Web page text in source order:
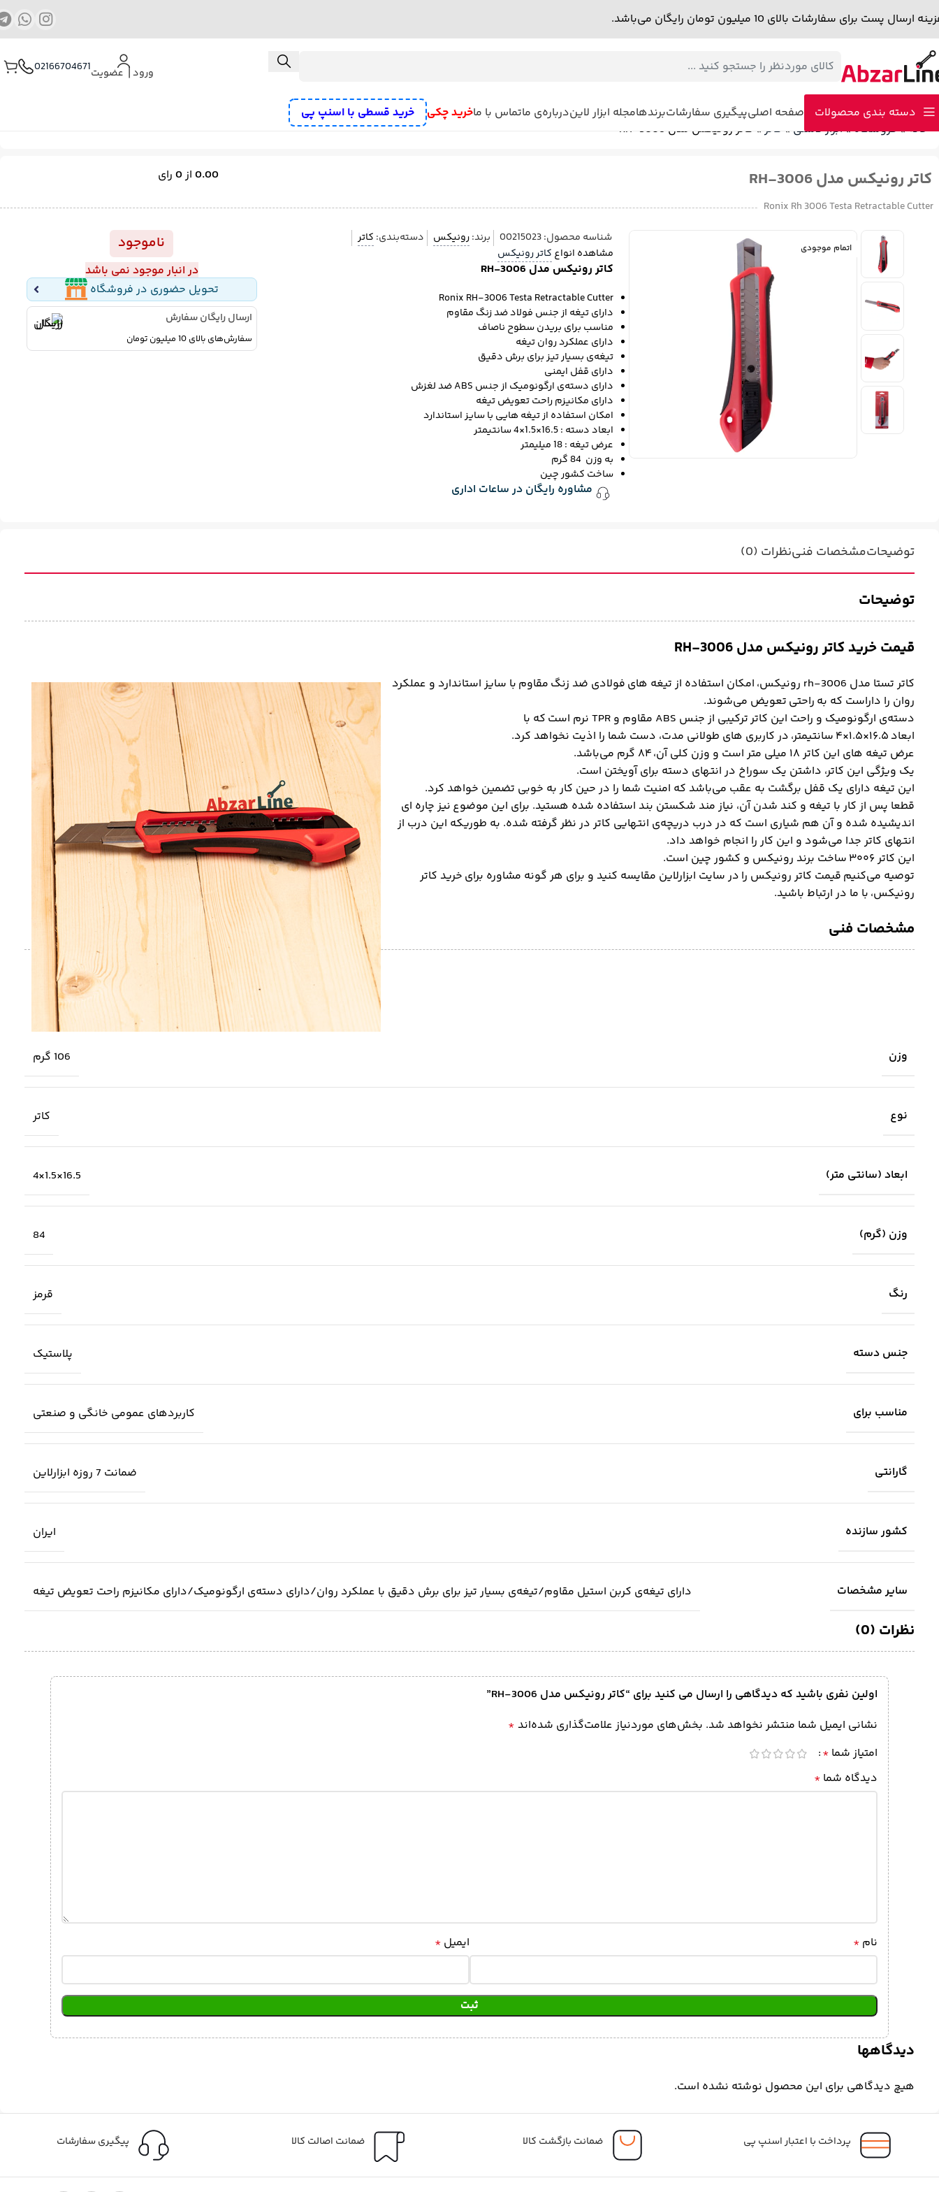
ارسال پست برای سفارشات بالای 10 میلیون تومان رایگان می‌باشد.
ورود ⎟ عضویت02166704671
دسته بندی محصولات
دمنده – مکنده میخکوب و منگنه کوب شارژیکمپرسور هوا
میخ کوب و منگنه کوب برقیپیستوله برقی
صفحه اصلیپیگیری سفارشاتبرندهامجله ابزار لایندرباره‌ی ماتماس با ماخرید چکی
خرید قسطی با اسنپ پی
خانه»فروشگاه»ابزار دستی » کاتر» کاتر رونیکس مدل RH-3006
کاتر رونیکس مدل RH-3006 0.00 از0 رای
Ronix Rh 3006 Testa Retractable Cutter
اتمام موجودی
شناسه محصول:00215023 برند:رونیکس دسته‌بندی: کاتر
مشاهده انواع کاتر رونیکس
کاتر رونیکس مدل RH-3006
Ronix RH-3006 Testa Retractable Cutter
دارای تیغه‌ از جنس فولاد ضد زنگ مقاوم
مناسب برای بریدن سطوح ناصاف
دارای عملکرد روان تیغه
تیغه‌ی بسیار تیز برای برش دقیق
دارای قفل ایمنی
دارای دسته‌ی ارگونومیک از جنس ABS ضد لغزش
دارای مکانیزم راحت تعویض تیغه
امکان استفاده از تیغه هایی با سایز استاندارد
ابعاد دسته : 16.5×1.5×4 سانتیمتر
عرض تیغه : 18 میلیمتر
به وزن 84 گرم
ساخت کشور چین
مشاوره رایگان در ساعات اداری
ناموجود
در انبار موجود نمی باشد
تحویل حضوری در فروشگاه
ارسال رایگان سفارش
سفارش‌های بالای 10 میلیون تومان
توضیحاتمشخصات فنینظرات (0)
توضیحات
قیمت خرید کاتر رونیکس مدل RH-3006
کاتر تستا مدل rh-3006 رونیکس، امکان استفاده از تیغه های فولادی ضد زنگ مقاوم با سایز استاندارد و عملکرد
روان را داراست که به راحتی تعویض می‌شوند.
دسته‌ی ارگونومیک و راحت این کاتر ترکیبی از جنس ABS مقاوم و TPR نرم است که با
ابعاد ۱۶.۵×۱.۵×۴ سانتیمتر، در کاربری های طولانی مدت، دست شما را اذیت نخواهد کرد.
عرض تیغه های این کاتر ۱۸ میلی متر است و وزن کلی آن، ۸۴ گرم می‌باشد.
یک ویژگی این کاتر، داشتن یک سوراخ در انتهای دسته برای آویختن است.
این تیغه دارای یک قفل برگشت به عقب می‌باشد که امنیت شما را در حین کار به خوبی تضمین خواهد کرد.
قطعا پس از کار با تیغه و کند شدن آن، نیاز مند شکستن بند استفاده شده هستید. برای این موضوع نیز چاره ای
اندیشیده شده و آن هم شیاری است که در درب دریچه‌ی انتهایی کاتر در نظر گرفته شده. به طوریکه این درب از
انتهای کاتر جدا می‌شود و این کار را انجام خواهد داد.
این کاتر ۳۰۰۶ ساخت برند رونیکس و کشور چین است.
توصیه می‌کنیم قیمت کاتر رونیکس را در سایت ابزارلاین مقایسه کنید و برای هر گونه مشاوره برای خرید کاتر
رونیکس، با ما در ارتباط باشید.
مشخصات فنی
وزن 106 گرم
نوع کاتر
ابعاد (سانتی متر) 16.5×1.5×4
وزن (گرم) 84
رنگ قرمز
جنس دسته پلاستیک
مناسب برای کاربردهای عمومی خانگی و صنعتی
گارانتی ضمانت 7 روزه ابزارلاین
کشور سازنده ایران
سایر مشخصات دارای تیغه‌ی کربن استیل مقاوم/تیغه‌ی بسیار تیز برای برش دقیق با عملکرد روان/دارای دسته‌ی ارگونومیک/دارای مکانیزم راحت تعویض تیغه
نظرات (0)
دیدگاهها
هیچ دیدگاهی برای این محصول نوشته نشده است.
اولین نفری باشید که دیدگاهی را ارسال می کنید برای “کاتر رونیکس مدل RH-3006”
نشانی ایمیل شما منتشر نخواهد شد. بخش‌های موردنیاز علامت‌گذاری شده‌اند *
امتیاز شما *
دیدگاه شما *
نام * ایمیل *
پرداخت با اعتبار اسنپ پی ضمانت بازگشت کالا ضمانت اصالت کالا پیگیری سفارشات